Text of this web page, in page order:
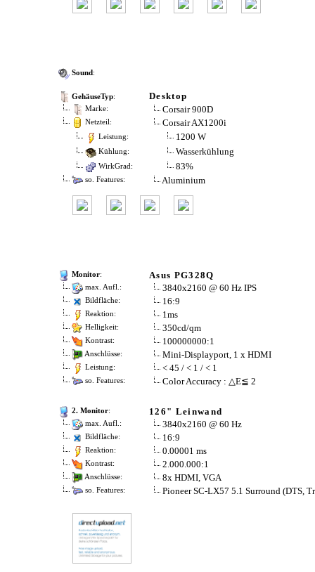
Sound:
GehäuseTyp: Desktop
Marke: Corsair 900D
Netzteil: Corsair AX1200i
Leistung: 1200 W
Kühlung: Wasserkühlung
WirkGrad: 83%
so. Features: Aluminium
Monitor: Asus PG328Q
max. Aufl.: 3840x2160 @ 60 Hz IPS
Bildfläche: 16:9
Reaktion: 1ms
Helligkeit: 350cd/qm
Kontrast: 100000000:1
Anschlüsse: Mini-Displayport, 1 x HDMI
Leistung: < 45 / < 1 / < 1
so. Features: Color Accuracy : △E≦ 2
2. Monitor: 126" Leinwand
max. Aufl.: 3840x2160 @ 60 Hz
Bildfläche: 16:9
Reaktion: 0.00001 ms
Kontrast: 2.000.000:1
Anschlüsse: 8x HDMI, VGA
so. Features: Pioneer SC-LX57 5.1 Surround (DTS,